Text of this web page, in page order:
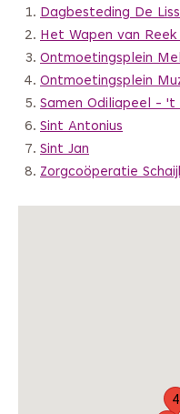
Dagbesteding De
Het Wapen van
Ontmoetingsplein
Ontmoetingsplein
Samen Odiliapeel - 't
Sint Antonius
Sint Jan
Zorgcoöperatie
4